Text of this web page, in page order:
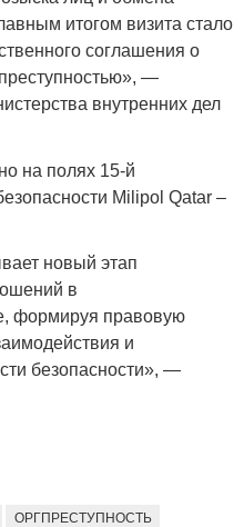
итогом визита стало
соглашения о
—
внутренних дел
на полях 15-й
Milipol Qatar –
новый этап
в
формируя правовую
и
безопасности», —
ОРГПРЕСТУПНОСТЬ